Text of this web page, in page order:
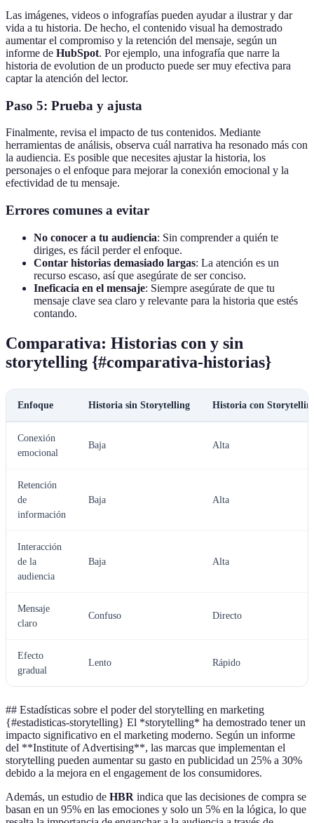
Las imágenes, videos o infografías pueden ayudar a ilustrar y dar
vida a tu historia. De hecho, el contenido visual ha demostrado
aumentar el compromiso y la retención del mensaje, según un
informe de HubSpot. Por ejemplo, una infografía que narre la
historia de evolution de un producto puede ser muy efectiva para
captar la atención del lector.
Paso 5: Prueba y ajusta
Finalmente, revisa el impacto de tus contenidos. Mediante
herramientas de análisis, observa cuál narrativa ha resonado más con
la audiencia. Es posible que necesites ajustar la historia, los
personajes o el enfoque para mejorar la conexión emocional y la
efectividad de tu mensaje.
Errores comunes a evitar
No conocer a tu audiencia: Sin comprender a quién te
diriges, es fácil perder el enfoque.
Contar historias demasiado largas: La atención es un
recurso escaso, así que asegúrate de ser conciso.
Ineficacia en el mensaje: Siempre asegúrate de que tu
mensaje clave sea claro y relevante para la historia que estés
contando.
Comparativa: Historias con y sin
storytelling {#comparativa-historias}
Enfoque Historia sin Storytelling Historia con
Conexión
emocional
Baja Alta
Retención
de
información
Baja Alta
Interacción
de la
audiencia
Baja Alta
Mensaje
claro
Confuso Directo
Efecto
gradual
Lento Rápido
## Estadísticas sobre el poder del storytelling en marketing
{#estadisticas-storytelling} El *storytelling* ha demostrado tener un
impacto significativo en el marketing moderno. Según un informe
del **Institute of Advertising**, las marcas que implementan el
storytelling pueden aumentar su gasto en publicidad un 25% a 30%
debido a la mejora en el engagement de los consumidores.
Además, un estudio de HBR indica que las decisiones de compra se
basan en un 95% en las emociones y solo un 5% en la lógica, lo que